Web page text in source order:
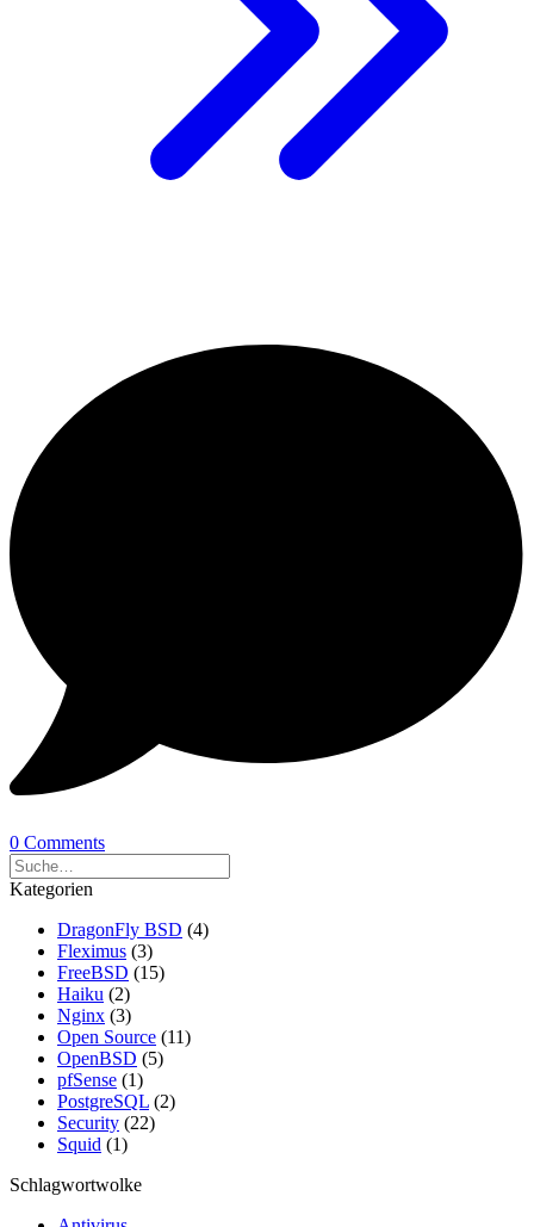
0 Comments
Kategorien
DragonFly BSD (4)
Fleximus (3)
FreeBSD (15)
Haiku (2)
Nginx (3)
Open Source (11)
OpenBSD (5)
pfSense (1)
PostgreSQL (2)
Security (22)
Squid (1)
Schlagwortwolke